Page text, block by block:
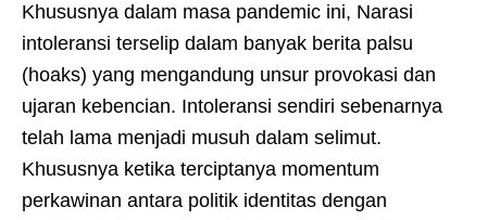
Khususnya dalam masa pandemic ini, Narasi
intoleransi terselip dalam banyak berita palsu
(hoaks) yang mengandung unsur provokasi dan
ujaran kebencian. Intoleransi sendiri sebenarnya
telah lama menjadi musuh dalam selimut.
Khususnya ketika terciptanya momentum
perkawinan antara politik identitas dengan